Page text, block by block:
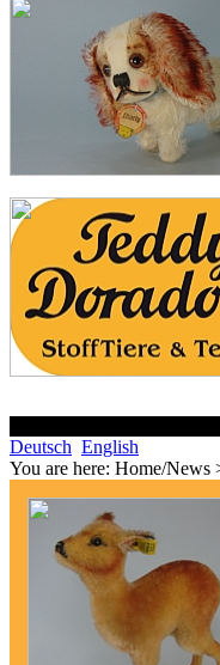
Deutsch English
You are here: Home/News